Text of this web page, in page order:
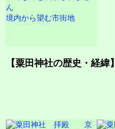
境内から望む市街地
【粟田神社の歴史・経緯】